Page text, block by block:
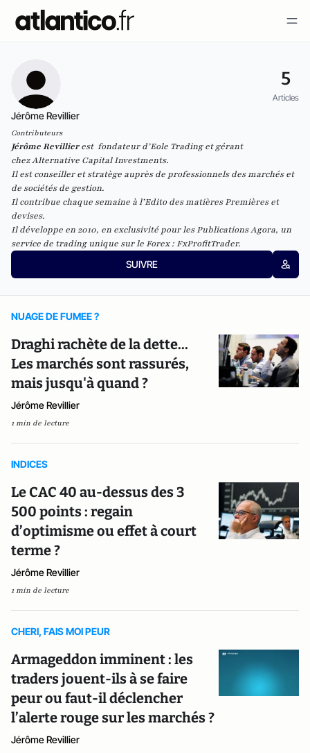
5
Articles
Jérôme Revillier
Contributeurs
Jérôme Revillierest fondateurd’Eole Tradinget gérant
chezAlternative Capital Investments.
Il est conseiller et stratège auprès de professionnels des marchés et
de sociétés de gestion.
Il contribue chaque semaine àl’Edito des matières Premières et
devises.
Il développe en 2010, en exclusivité pour les Publications Agora, un
service de trading unique sur le Forex :FxProfitTrader.
SUIVRE
NUAGE DE FUMEE ?
Draghi rachète de la dette...
Les marchés sont rassurés,
mais jusqu'à quand ?
Jérôme Revillier
1 min de lecture
INDICES
Le CAC 40 au-dessus des 3
500 points : regain
d’optimisme ou effet à court
terme ?
Jérôme Revillier
1 min de lecture
CHERI, FAIS MOI PEUR
Armageddon imminent : les
traders jouent-ils à se faire
peur ou faut-il déclencher
l’alerte rouge sur les marchés ?
Jérôme Revillier